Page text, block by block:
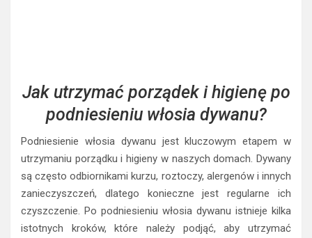
Jak utrzymać porządek i higienę po
podniesieniu włosia dywanu?
Podniesienie włosia dywanu jest kluczowym etapem w
utrzymaniu porządku i higieny w naszych domach. Dywany
są często odbiornikami kurzu, roztoczy, alergenów i innych
zanieczyszczeń, dlatego konieczne jest regularne ich
czyszczenie. Po podniesieniu włosia dywanu istnieje kilka
istotnych kroków, które należy podjąć, aby utrzymać